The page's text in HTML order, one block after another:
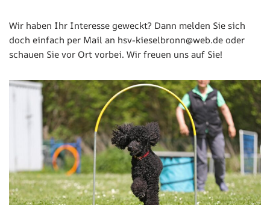
Wir haben Ihr Interesse geweckt? Dann melden Sie sich
doch einfach per Mail an hsv-kieselbronn@web.de oder
schauen Sie vor Ort vorbei. Wir freuen uns auf Sie!